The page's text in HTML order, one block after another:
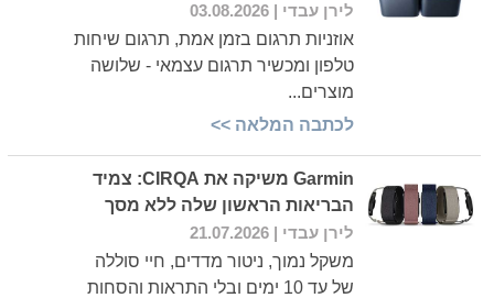
לירן עבדי | 03.08.2026
אוזניות תרגום בזמן אמת, תרגום שיחות
טלפון ומכשיר תרגום עצמאי - שלושה
מוצרים...
לכתבה המלאה >>
Garmin משיקה את CIRQA: צמיד
הבריאות הראשון שלה ללא מסך
לירן עבדי | 21.07.2026
משקל נמוך, ניטור מדדים, חיי סוללה
של עד 10 ימים ובלי התראות והסחות